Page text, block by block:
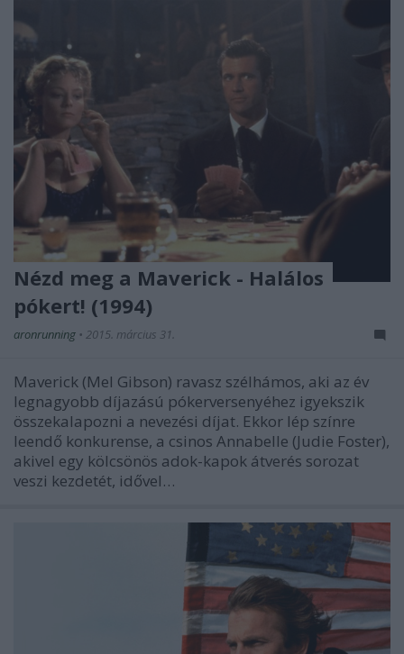
Nézd meg a Maverick - Halálos
pókert! (1994)
aronrunning • 2015. március 31.
Maverick (Mel Gibson) ravasz szélhámos, aki az év
legnagyobb díjazású pókerversenyéhez igyekszik
összekalapozni a nevezési díjat. Ekkor lép színre
leendő konkurense, a csinos Annabelle (Judie Foster),
akivel egy kölcsönös adok-kapok átverés sorozat
veszi kezdetét, idővel…